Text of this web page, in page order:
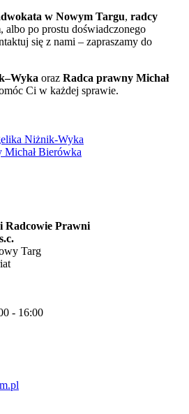
w Nowym Targu, radcy
, albo po prostu doświadczonego
się z nami – zapraszamy do
oraz Radca prawny Michał
Ci w każdej sprawie.
Niżnik-Wyka
Michał Bierówka
Prawni
Targ
- 16:00